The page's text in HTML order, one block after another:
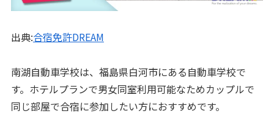
出典:合宿免許DREAM
南湖自動車学校は、福島県白河市にある自動車学校で
す。ホテルプランで男女同室利用可能なためカップルで
同じ部屋で合宿に参加したい方におすすめです。